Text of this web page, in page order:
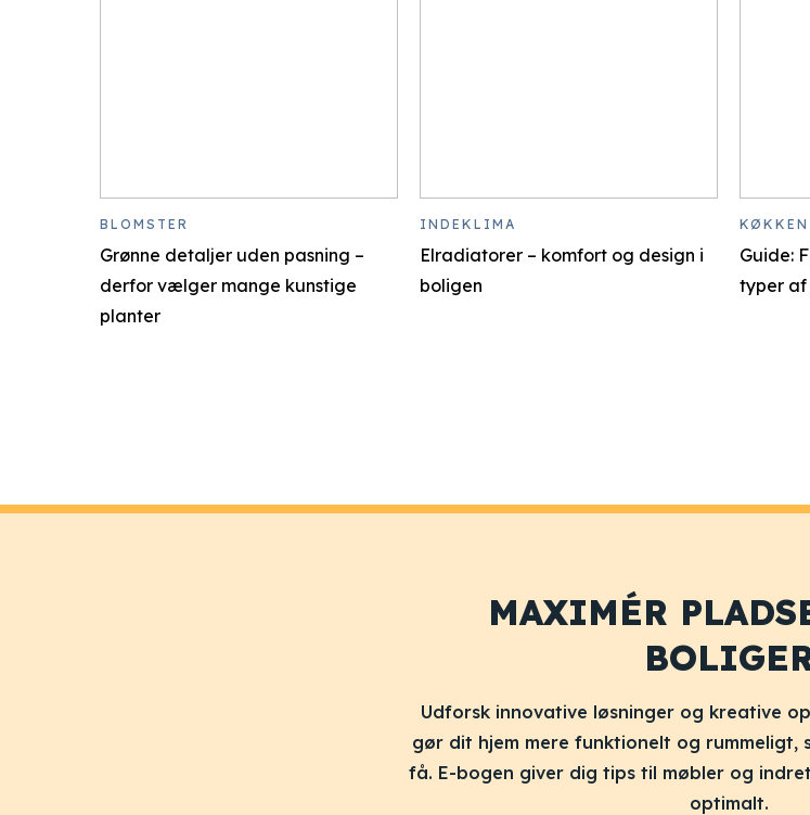
Grønne detaljer uden pasning –
derfor vælger mange kunstige
planter
BLOMSTER
Elradiatorer – komfort og design i
boligen
INDEKLIMA
Guide:
typer af
KØKKEN
MAXIMÉR
Udforsk innovative løsninger og kreative
gør dit hjem mere funktionelt og rummeligt,
få. E-bogen giver dig tips til møbler og
optimalt.